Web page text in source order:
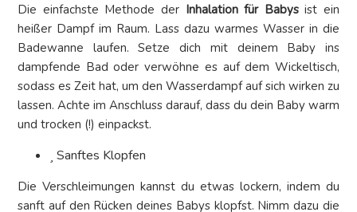
Die einfachste Methode der Inhalation für Babysist ein
heißer Dampf im Raum. Lass dazu warmes Wasser in die
Badewanne laufen. Setze dich mit deinem Baby ins
dampfende Bad oder verwöhne es auf dem Wickeltisch,
sodass es Zeit hat, um den Wasserdampf auf sich wirken zu
lassen. Achte im Anschluss darauf, dass du dein Baby warm
und trocken (!) einpackst.
Sanftes Klopfen
Die Verschleimungen kannst du etwas lockern, indem du
sanft auf den Rücken deines Babys klopfst. Nimm dazu die